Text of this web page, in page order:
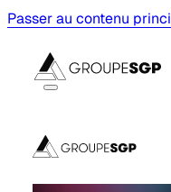
Passer au contenu